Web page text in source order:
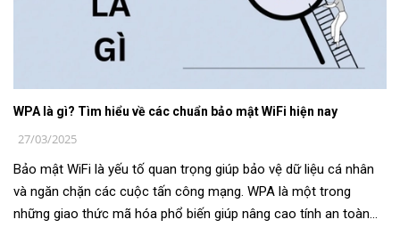
WPA là gì? Tìm hiểu về các chuẩn bảo mật WiFi hiện nay
27/03/2025
Bảo mật WiFi là yếu tố quan trọng giúp bảo vệ dữ liệu cá nhân
và ngăn chặn các cuộc tấn công mạng. WPA là một trong
những giao thức mã hóa phổ biến giúp nâng cao tính an toàn